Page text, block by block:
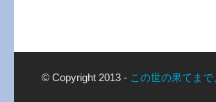
© Copyright 2013 - この世の果てまで